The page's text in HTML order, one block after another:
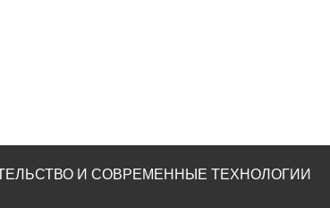
И СОВРЕМЕННЫЕ ТЕХНОЛОГИИ